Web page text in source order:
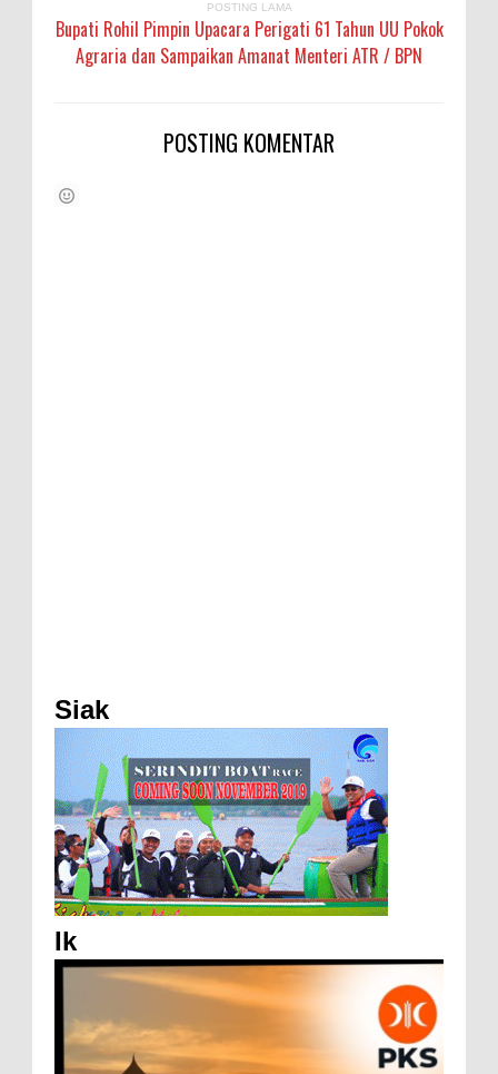
POSTING LAMA
Bupati Rohil Pimpin Upacara Perigati 61 Tahun UU Pokok
Agraria dan Sampaikan Amanat Menteri ATR / BPN
POSTING KOMENTAR
Siak
Ik